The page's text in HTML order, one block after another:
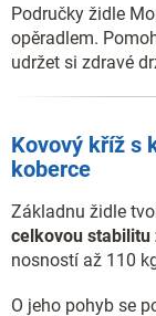
Područky židle
opěradlem.
udržet si zdravé
Kovový kříž s
koberce
Základnu židle
celkovou stabilitu
nosností až 110
O jeho pohyb se